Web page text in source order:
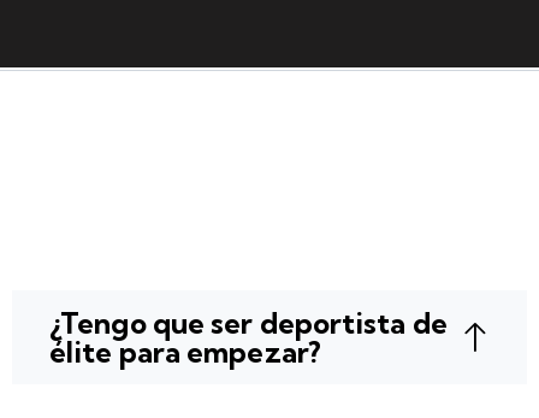
¿Tengo que ser deportista de
élite para empezar?